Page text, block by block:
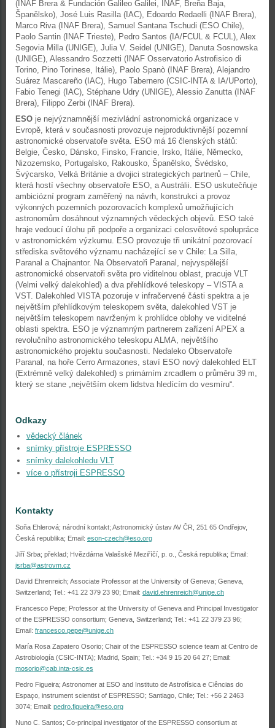
(INAF Brera & Fundación Galileo Galilei, INAF, Breña Baja,
Španělsko), José Luis Rasilla (IAC), Edoardo Redaelli (INAF Brera),
Marco Riva (INAF Brera), Samuel Santana Tschudi (ESO Chile),
Paolo Santin (INAF Trieste), Pedro Santos (IA/FCUL & FCUL), Alex
Segovia Milla (UNIGE), Julia V. Seidel (UNIGE), Danuta Sosnowska
(UNIGE), Alessandro Sozzetti (INAF Osservatorio Astrofisico di
Torino, Pino Torinese, Itálie), Paolo Spanò (INAF Brera), Alejandro
Suárez Mascareño (IAC), Hugo Tabernero (CSIC-INTA & IA/UPorto),
Fabio Tenegi (IAC), Stéphane Udry (UNIGE), Alessio Zanutta (INAF
Brera), Filippo Zerbi (INAF Brera).
ESO je nejvýznamnější mezivládní astronomická organizace v
Evropě, která v současnosti provozuje nejproduktivnější pozemní
astronomické observatoře světa. ESO má 16 členských států:
Belgie, Česko, Dánsko, Finsko, Francie, Irsko, Itálie, Německo,
Nizozemsko, Portugalsko, Rakousko, Španělsko, Švédsko,
Švýcarsko, Velká Británie a dvojici strategických partnerů – Chile,
která hostí všechny observatoře ESO, a Austrálii. ESO uskutečňuje
ambiciózní program zaměřený na návrh, konstrukci a provoz
výkonných pozemních pozorovacích komplexů umožňujících
astronomům dosáhnout významných vědeckých objevů. ESO také
hraje vedoucí úlohu při podpoře a organizaci celosvětové spolupráce
v astronomickém výzkumu. ESO provozuje tři unikátní pozorovací
střediska světového významu nacházející se v Chile: La Silla,
Paranal a Chajnantor. Na Observatoři Paranal, nejvyspělejší
astronomické observatoři světa pro viditelnou oblast, pracuje VLT
(Velmi velký dalekohled) a dva přehlídkové teleskopy – VISTA a
VST. Dalekohled VISTA pozoruje v infračervené části spektra a je
největším přehlídkovým teleskopem světa, dalekohled VST je
největším teleskopem navrženým k prohlídce oblohy ve viditelné
oblasti spektra. ESO je významným partnerem zařízení APEX a
revolučního astronomického teleskopu ALMA, největšího
astronomického projektu současnosti. Nedaleko Observatoře
Paranal, na hoře Cerro Armazones, staví ESO nový dalekohled ELT
(Extrémně velký dalekohled) s primárním zrcadlem o průměru 39 m,
který se stane „největším okem lidstva hledícím do vesmíru“.
Odkazy
vědecký článek
snímky přístroje ESPRESSO
snímky dalekohledu VLT
více o přístroji ESPRESSO
Kontakty
Soňa Ehlerová; národní kontakt; Astronomický ústav AV ČR, 251 65 Ondřejov,
Česká republika; Email: eson-czech@eso.org
Jiří Srba; překlad; Hvězdárna Valašské Meziříčí, p. o., Česká republika; Email:
jsrba@astrovm.cz
David Ehrenreich; Associate Professor at the University of Geneva; Geneva,
Switzerland; Tel.: +41 22 379 23 90; Email: david.ehrenreich@unige.ch
Francesco Pepe; Professor at the University of Geneva and Principal Investigator
of the ESPRESSO consortium; Geneva, Switzerland; Tel.: +41 22 379 23 96;
Email: francesco.pepe@unige.ch
María Rosa Zapatero Osorio; Chair of the ESPRESSO science team at Centro de
Astrobiología (CSIC-INTA); Madrid, Spain; Tel.: +34 9 15 20 64 27; Email:
mosorio@cab.inta-csic.es
Pedro Figueira; Astronomer at ESO and Instituto de Astrofísica e Ciências do
Espaço, instrument scientist of ESPRESSO; Santiago, Chile; Tel.: +56 2 2463
3074; Email: pedro.figueira@eso.org
Nuno C. Santos; Co-principal investigator of the ESPRESSO consortium at